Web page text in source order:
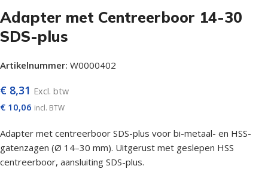
Adapter met Centreerboor 14-30
SDS-plus
Artikelnummer: W0000402
€ 8,31 Excl. btw
€ 10,06 incl. BTW
Adapter met centreerboor SDS-plus voor bi-metaal- en HSS-
gatenzagen (Ø 14–30 mm). Uitgerust met geslepen HSS
centreerboor, aansluiting SDS-plus.